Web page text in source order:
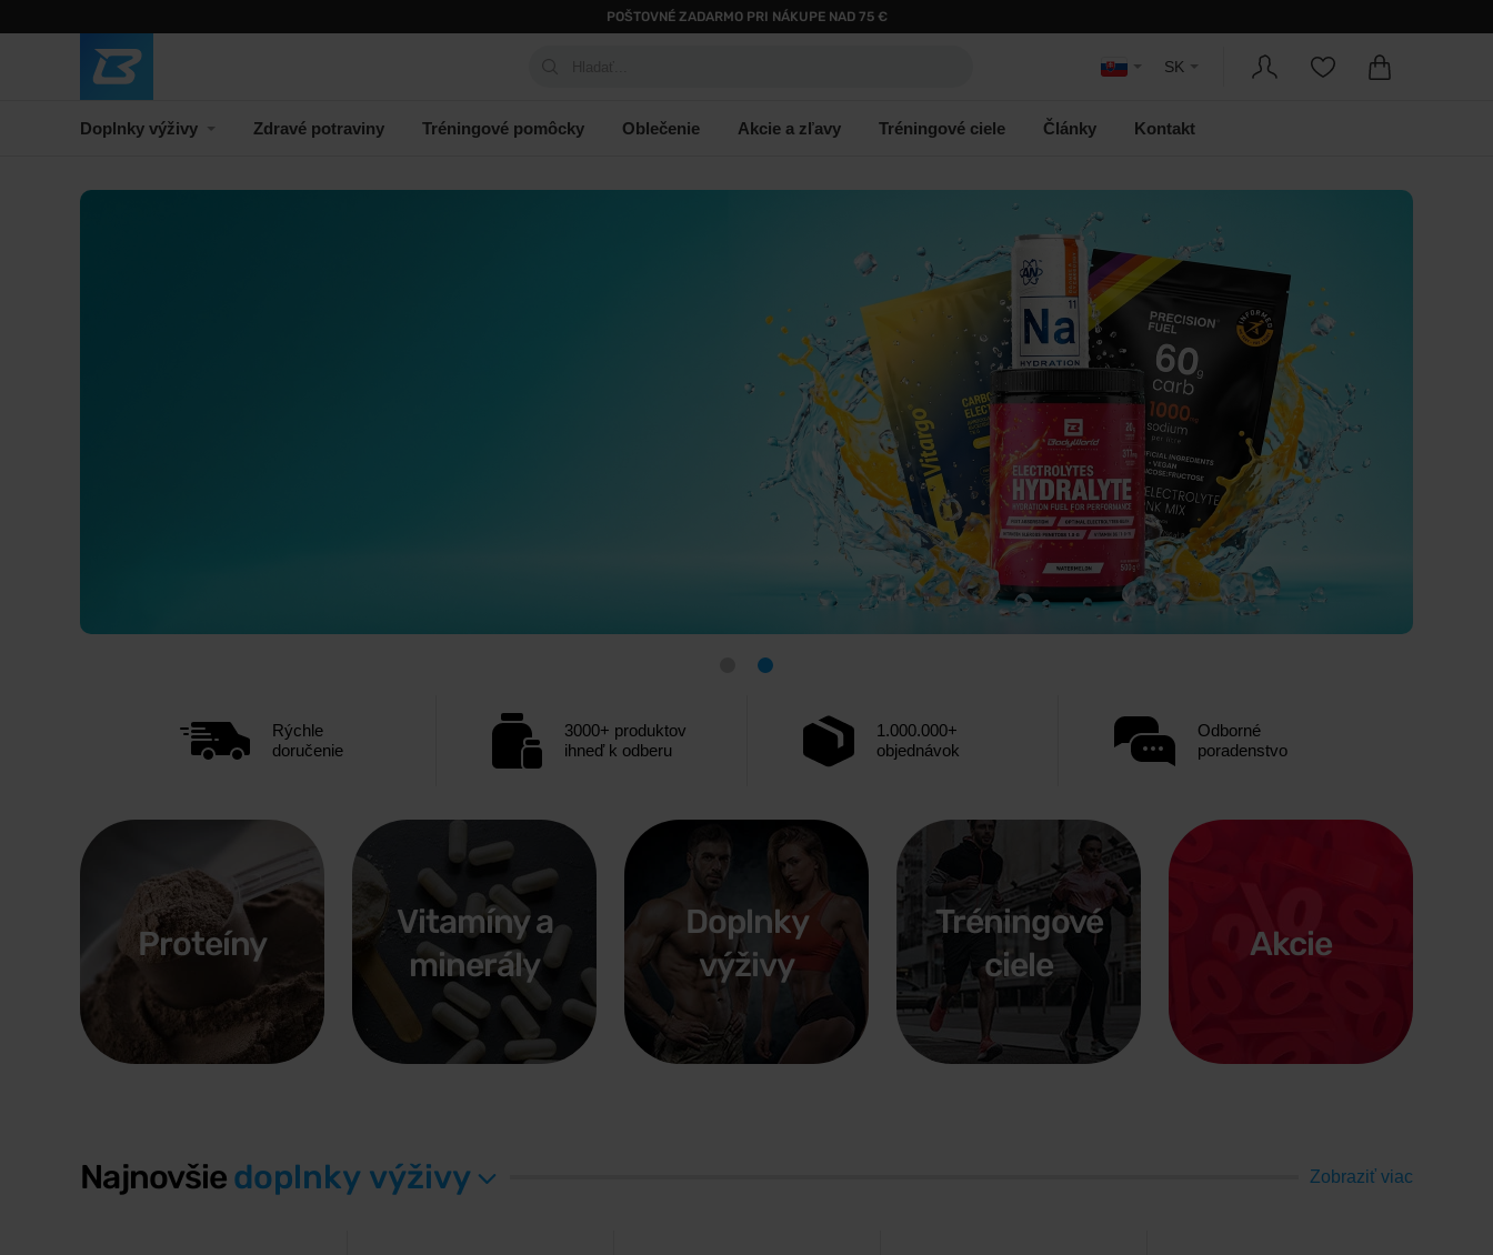
POŠTOVNÉ ZADARMO PRI NÁKUPE NAD 75 €
SK
Doplnky výživy Zdravé potraviny Tréningové pomôcky Oblečenie Akcie a zľavy Tréningové ciele Články Kontakt
ENERGIA A HYDRATÁCIA
VIAC HYDRATÁCIE
Rýchle
doručenie
3000+ produktov
ihneď k odberu
1.000.000+
objednávok
Odborné
poradenstvo
Proteíny
Vitamíny a
minerály
Doplnky
výživy
Tréningové
ciele
Akcie
Najnovšiedoplnky výživy Zobraziť viac